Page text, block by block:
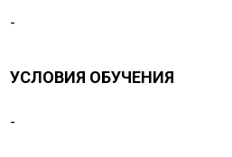
-
УСЛОВИЯ ОБУЧЕНИЯ
-